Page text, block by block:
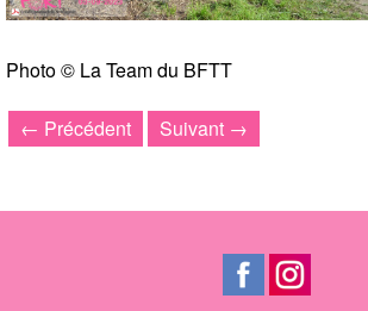
Photo © La Team du BFTT
← Précédent Suivant →